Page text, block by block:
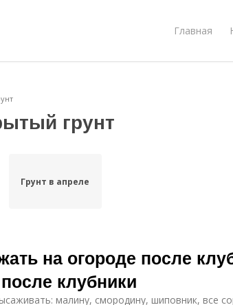
Главная
грунт
Грунт в апреле
на огороде после
клубники
малину, смородину, шиповник, все